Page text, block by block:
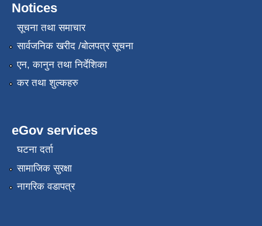
Notices
सूचना तथा समाचार
सार्वजनिक खरीद /बोलपत्र सूचना
एन, कानुन तथा निर्देशिका
कर तथा शुल्कहरु
eGov services
घटना दर्ता
सामाजिक सुरक्षा
नागरिक वडापत्र